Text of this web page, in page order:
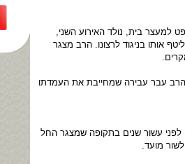
בית, נולד האירוע השני,
אותו בניגוד לרצונו. הרב מצגר
עבר עבירה שמחייבת את העמדתו
עשור שנים בתקופה שמצגר החל
מועד.